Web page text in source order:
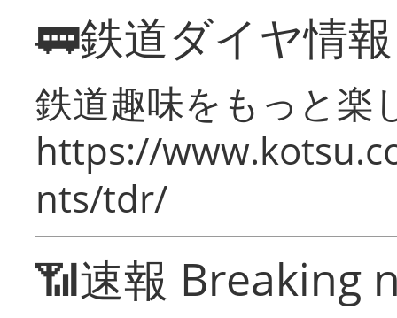
🚃鉄道ダイヤ情
鉄道趣味をもっと楽
https://
nts/tdr/
📶速報 Breaking